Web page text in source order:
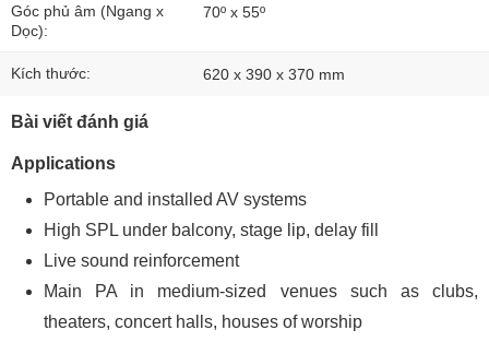
Góc phủ âm (Ngang x
Dọc):
70º x 55º
Kích thước: 620 x 390 x 370 mm
Bài viết đánh giá
Applications
Portable and installed AV systems
High SPL under balcony, stage lip, delay fill
Live sound reinforcement
Main PA in medium-sized venues such as clubs,
theaters, concert halls, houses of worship